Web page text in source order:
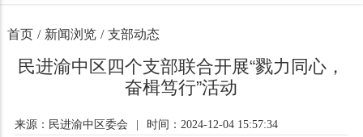
首页 / 新闻浏览 / 支部动态
民进渝中区四个支部联合开展“戮力同心，
奋楫笃行”活动
来源：民进渝中区委会 时间：2024-12-04 15:57:34